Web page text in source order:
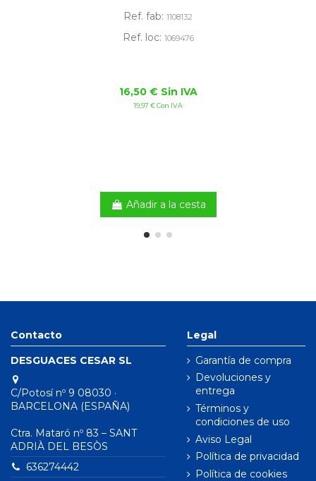
Ref. fab: 1108132
Ref. loc: 1069476
16,50 € Sin IVA
19,97 € Con IVA
Añadir a la cesta
Contacto
DESGUACES CESAR SL
C/Potosí nº 9 08030 ·
BARCELONA (ESPAÑA)
Ctra. Mataró nº 83 – SANT
ADRIÀ DEL BESÒS
636274442
Legal
Garantía de compra
Devoluciones y
entrega
Términos y
condiciones de uso
Aviso Legal
Política de privacidad
Política de cookies